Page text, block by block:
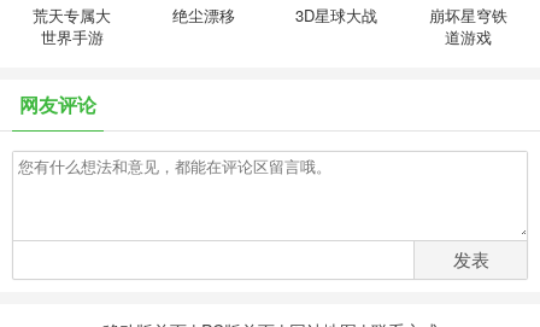
荒天专属大
世界手游
绝尘漂移 3D星球大战
崩坏星穹铁
道游戏
网友评论
发表